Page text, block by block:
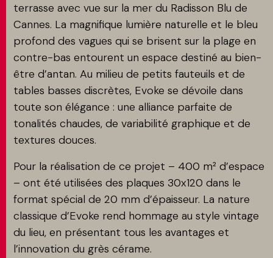
ESPACE RÉSERVÉ
terrasse avec vue sur la mer du Radisson Blu de
Cannes. La magnifique lumière naturelle et le bleu
profond des vagues qui se brisent sur la plage en
contre-bas entourent un espace destiné au bien-
être d’antan. Au milieu de petits fauteuils et de
tables basses discrètes, Evoke se dévoile dans
toute son élégance : une alliance parfaite de
tonalités chaudes, de variabilité graphique et de
textures douces.
Pour la réalisation de ce projet – 400 m² d’espace
– ont été utilisées des plaques 30x120 dans le
format spécial de 20 mm d’épaisseur. La nature
classique d’Evoke rend hommage au style vintage
du lieu, en présentant tous les avantages et
l’innovation du grès cérame.